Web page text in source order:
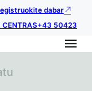
dabar
CENTRAS+43 50423